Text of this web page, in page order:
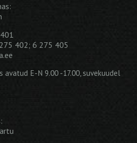
402; 6 275 405
E-N 9.00 -17.00, suvekuudel